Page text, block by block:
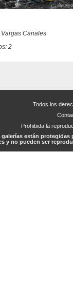
Canales
2
Todos los
Prohibida la
están
y no pueden ser